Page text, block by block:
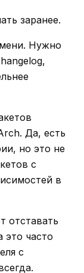
заранее.
Нужно
Да, есть
но это не
с
в
отставать
это часто
с